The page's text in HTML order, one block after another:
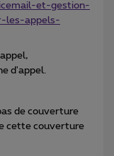
et-gestion-
les-appels-
d'appel.
de couverture
cette couverture